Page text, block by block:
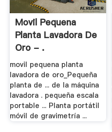
Movil Pequena
Planta Lavadora De
Oro - .
movil pequena planta
lavadora de oro_Pequeña
planta de ... de la máquina
lavadora . pequeña escala
portable ... Planta portátil
móvil de gravimetría ...